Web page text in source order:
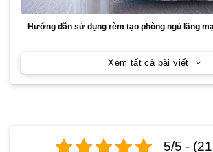
5/5 -
Hướng dẫn sử dụng rèm tạo phòng ngủ lãng
Xem tất cả bài viết